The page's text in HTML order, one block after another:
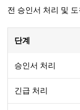
전 승인서 처리 및
단계
승인서 처리
긴급 처리